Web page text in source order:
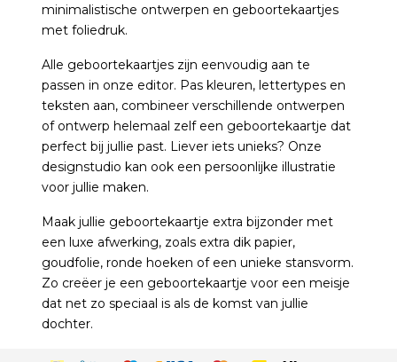
minimalistische ontwerpen en geboortekaartjes
met foliedruk.
Alle geboortekaartjes zijn eenvoudig aan te
passen in onze editor. Pas kleuren, lettertypes en
teksten aan, combineer verschillende ontwerpen
of ontwerp helemaal zelf een geboortekaartje dat
perfect bij jullie past. Liever iets unieks? Onze
designstudio kan ook een persoonlijke illustratie
voor jullie maken.
Maak jullie geboortekaartje extra bijzonder met
een luxe afwerking, zoals extra dik papier,
goudfolie, ronde hoeken of een unieke stansvorm.
Zo creëer je een geboortekaartje voor een meisje
dat net zo speciaal is als de komst van jullie
dochter.